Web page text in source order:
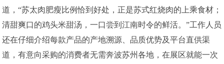
道，“苏太肉肥瘦比例恰到好处，正是苏式红烧肉的上乘食材；
清甜爽口的鸡头米甜汤，一口尝到江南时令的鲜活。”工作人员
还在仔细介绍每款产品的产地溯源、品质优势及平台直供渠
道，有意向采购的消费者无需奔波苏州各地，在展区就能一次